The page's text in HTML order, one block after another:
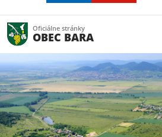
Oficiálne stránky
OBEC BARA